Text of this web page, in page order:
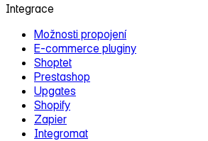
Integrace
Možnosti propojení
E‑commerce pluginy
Shoptet
Prestashop
Upgates
Shopify
Zapier
Integromat